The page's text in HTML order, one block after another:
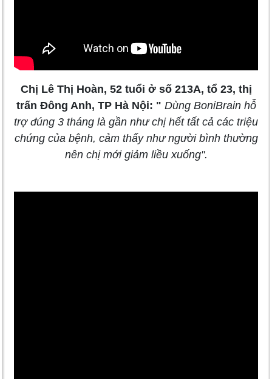
Chị Lê Thị Hoàn, 52 tuổi ở số 213A, tổ 23, thị
trấn Đông Anh, TP Hà Nội: " Dùng BoniBrain hỗ
trợ đúng 3 tháng là gần như chị hết tất cả các triệu
chứng của bệnh, cảm thấy như người bình thường
nên chị mới giảm liều xuống".